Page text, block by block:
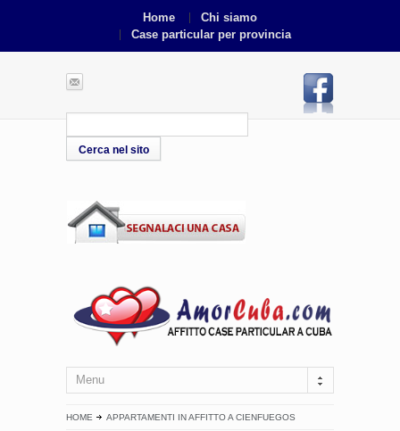
Home
Chi siamo
Case particular per provincia
Menu
HOME APPARTAMENTI IN AFFITTO A CIENFUEGOS